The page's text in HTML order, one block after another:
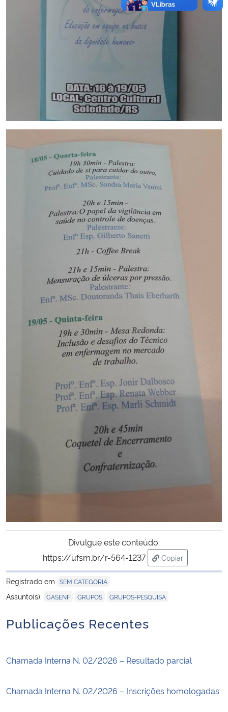
Divulgue este conteúdo:
https://ufsm.br/r-564-1237
Copiar
para área de
Registrado em SEM CATEGORIA
Assunto(s): GASENF GRUPOS GRUPOS-PESQUISA
Publicações Recentes
Chamada Interna N. 02/2026 – Resultado parcial
Chamada Interna N. 02/2026 – Inscrições homologadas